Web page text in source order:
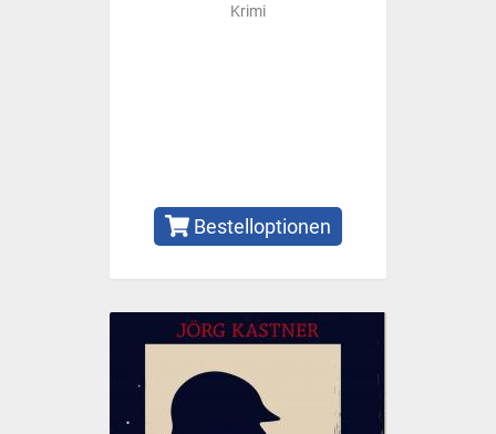
Krimi
Bestelloptionen